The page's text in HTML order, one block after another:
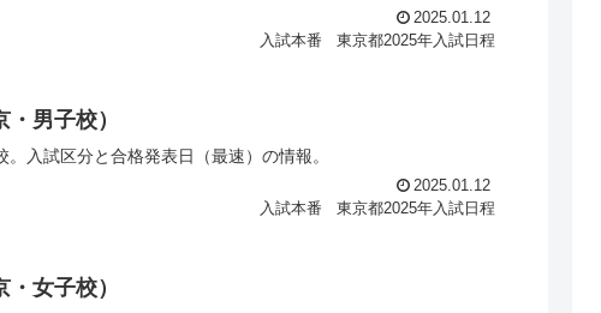
2025.01.12
入試本番
東京都2025年入試日程
男子校）
入試区分と合格発表日（最速）の情報。
2025.01.12
入試本番
東京都2025年入試日程
女子校）